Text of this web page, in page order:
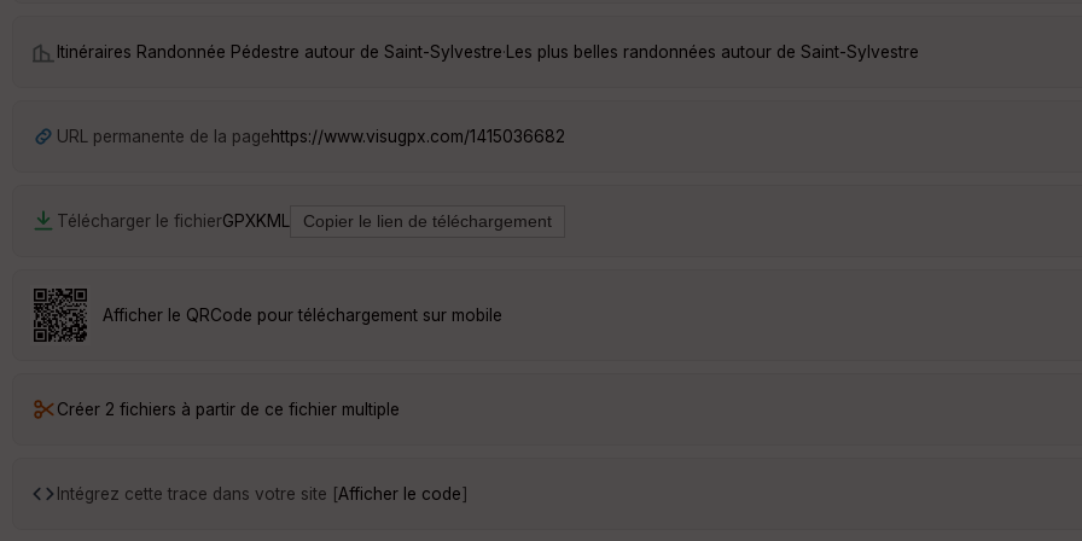
Itinéraires Randonnée Pédestre autour de Saint-Sylvestre· Les plus belles randonnées autour de Saint-Sylvestre
URL permanente de la pagehttps://www.visugpx.com/1415036682
Télécharger le fichierGPXKML
Afficher le QRCode pour téléchargement sur mobile
Créer 2 fichiers à partir de ce fichier multiple
Intégrez cette trace dans votre site [Afficher le code]